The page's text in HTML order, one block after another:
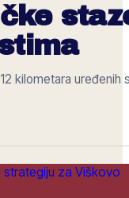
kilometara